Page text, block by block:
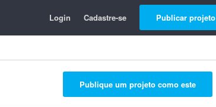
Login Cadastre-se Publicar projeto
Publique um projeto como este